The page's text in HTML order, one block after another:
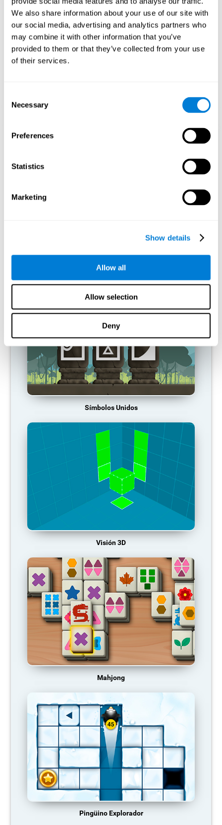
We also share information about your use of our site with
our social media, advertising and analytics partners who
may combine it with other information that you’ve
provided to them or that they’ve collected from your use
of their services.
Selection
Necessary
Preferences
Statistics
Marketing
Show details
Allow all
Allow selection
Deny
Puzles busca estimular las habilidades relacionadas con el
escaneo visual y la percepción espacial.
1ª SEMANA 2ª SEMANA 3ª SEMANA
Proyección gráfica orientativa de las redes neuronales después
¿Qué pasa cuando no entreno mis
Nuestro cerebro tiende a ahorrar recursos eliminando las
patrón de activación neuronal, por lo que se va debilitando. Si no
entrenamos esa función cognitiva, nos volvemos menos
Símbolos Unidos
Visión 3D
Mahjong
Pingüino Explorador